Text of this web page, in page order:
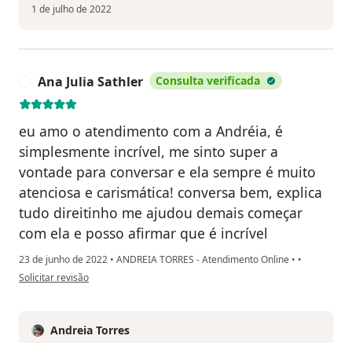
1 de julho de 2022
Ana Julia Sathler Consulta verificada
eu amo o atendimento com a Andréia, é
simplesmente incrível, me sinto super a
vontade para conversar e ela sempre é muito
atenciosa e carismática! conversa bem, explica
tudo direitinho me ajudou demais começar
com ela e posso afirmar que é incrível
23 de junho de 2022 • ANDREIA TORRES - Atendimento Online • •
na opinião do utilizador Ana Julia Sathler
Solicitar revisão
Andreia Torres